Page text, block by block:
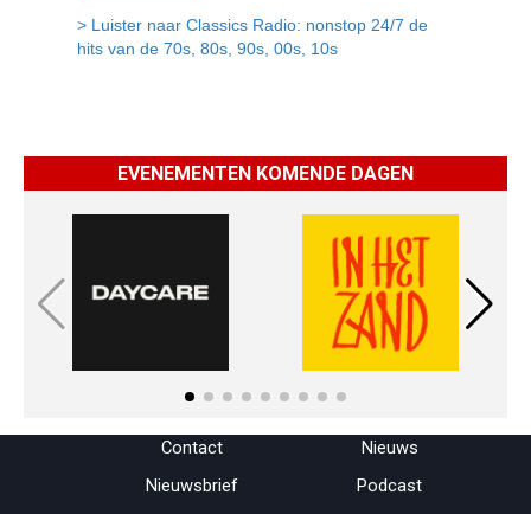
EVENEMENTEN KOMENDE DAGEN
Menu overslaan
Contact
Nieuws
Nieuwsbrief
Podcast